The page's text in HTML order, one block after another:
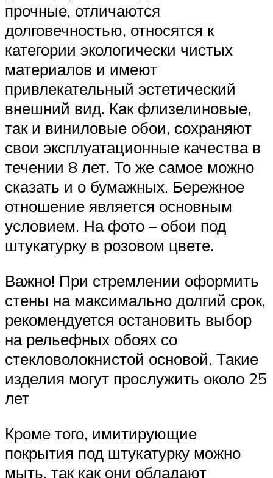
прочные, отличаются
долговечностью, относятся к
категории экологически чистых
материалов и имеют
привлекательный эстетический
внешний вид. Как флизелиновые,
так и виниловые обои, сохраняют
свои эксплуатационные качества в
течении 8 лет. То же самое можно
сказать и о бумажных. Бережное
отношение является основным
условием. На фото – обои под
штукатурку в розовом цвете.
Важно! При стремлении оформить
стены на максимально долгий срок,
рекомендуется остановить выбор
на рельефных обоях со
стекловолокнистой основой. Такие
изделия могут прослужить около 25
лет
Кроме того, имитирующие
покрытия под штукатурку можно
мыть, так как они обладают